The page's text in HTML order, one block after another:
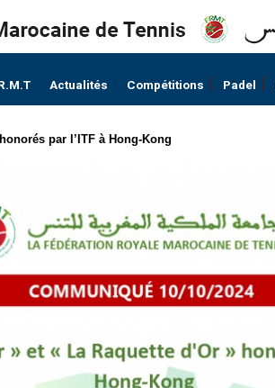
Actualités Compétitions Padel
par l’ITF à Hong-Kong